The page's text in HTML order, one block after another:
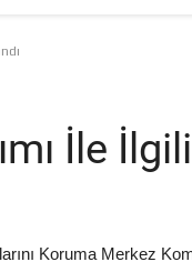
İle
Koruma Merkez